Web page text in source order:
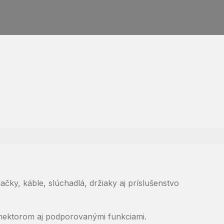
káble, slúchadlá, držiaky aj príslušenstvo
aj podporovanými funkciami.